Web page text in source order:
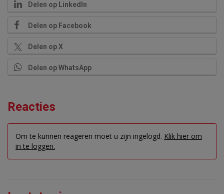
Delen op LinkedIn
Delen op Facebook
Delen op X
Delen op WhatsApp
Reacties
Om te kunnen reageren moet u zijn ingelogd. Klik hier om
in te loggen.